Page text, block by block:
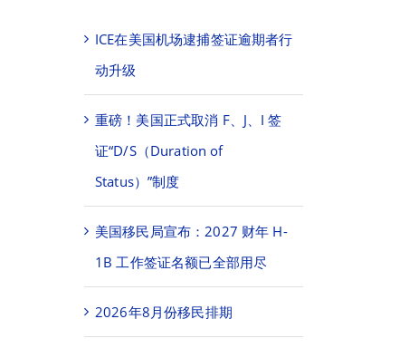
ICE在美国机场逮捕签证逾期者行
动升级
重磅！美国正式取消 F、J、I 签
证“D/S（Duration of
Status）”制度
美国移民局宣布：2027 财年 H-
1B 工作签证名额已全部用尽
2026年8月份移民排期